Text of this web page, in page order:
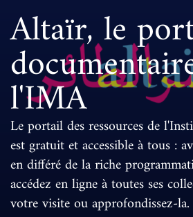
Altaïr, le
l'IMA
Le portail des ressources de
est gratuit et accessible à tous :
en différé de la riche
accédez en ligne à toutes ses
votre visite ou approfondissez-la.